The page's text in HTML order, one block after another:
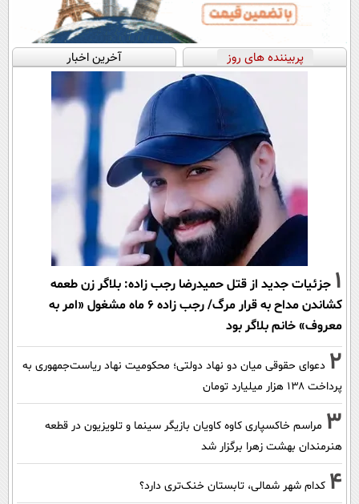
پربیننده های روز آخرین اخبار
1 جزئیات جدید از قتل حمیدرضا رجب زاده: بلاگر زن طعمه
کشاندن مداح به قرار مرگ/ رجب زاده 6 ماه مشغول «امر به
معروف» خانم بلاگر بود
2 دعوای حقوقی میان دو نهاد دولتی؛ محکومیت نهاد ریاست‌جمهوری به
پرداخت ۱۳۸ هزار میلیارد تومان
3 مراسم خاکسپاری کاوه کاویان بازیگر سینما و تلویزیون در قطعه
هنرمندان بهشت زهرا برگزار شد
4 کدام شهر شمالی، تابستان خنک‌تری دارد؟